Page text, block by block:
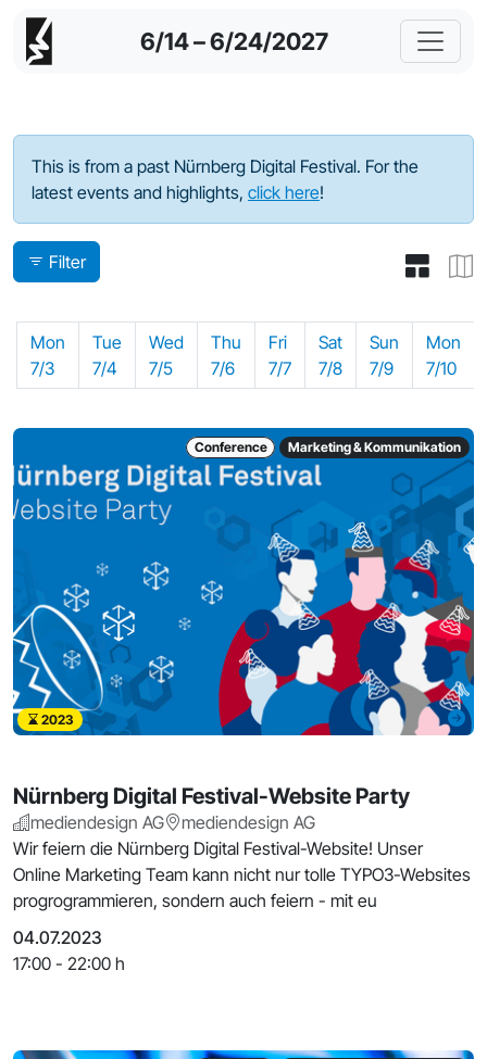
6/14 – 6/24/2027
Program - 2023
This is from a past Nürnberg Digital Festival. For the
latest events and highlights, click here!
Filter
Mon
7/3
Tue
7/4
Wed
7/5
Thu
7/6
Fri
7/7
Sat
7/8
Sun
7/9
Mon
7/10
Conference Marketing & Kommunikation
2023
Nürnberg Digital Festival-Website Party
mediendesign AG
mediendesign AG
Wir feiern die Nürnberg Digital Festival-Website! Unser
Online Marketing Team kann nicht nur tolle TYPO3-Websites
progrogrammieren, sondern auch feiern - mit eu
04.07.2023
17:00 - 22:00 h